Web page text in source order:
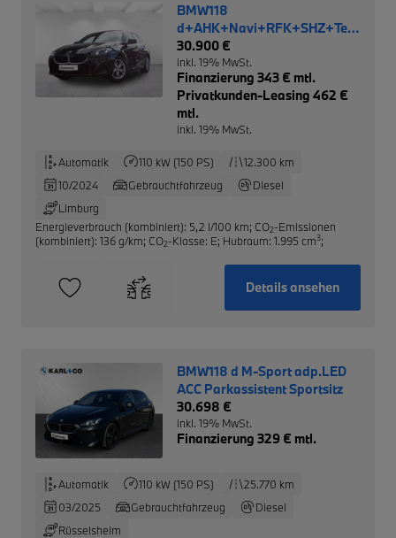
BMW118
NP 45.470,-
30.900 €
inkl. 19% MwSt.
Finanzierung 343 € mtl.
Privatkunden-Leasing 462 €
mtl.
inkl. 19% MwSt.
Automatik 110 kW (150 PS)
12.300 km
10/2024
Gebrauchtfahrzeug
Diesel
Limburg
Energieverbrauch (kombiniert): 5,2 l/100 km; CO2-Emissionen
(kombiniert): 136 g/km; CO2-Klasse: E; Hubraum: 1.995 cm3;
Details ansehen
BMW118 d M-Sport adp.LED
ACC Parkassistent Sportsitz
30.698 €
inkl. 19% MwSt.
Finanzierung 329 € mtl.
Automatik 110 kW (150 PS)
25.770 km
03/2025
Gebrauchtfahrzeug
Diesel
Rüsselsheim